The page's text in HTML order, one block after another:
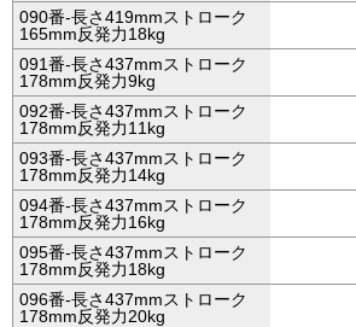
090番-長さ419mmストローク
165mm反発力18kg
091番-長さ437mmストローク
178mm反発力9kg
092番-長さ437mmストローク
178mm反発力11kg
093番-長さ437mmストローク
178mm反発力14kg
094番-長さ437mmストローク
178mm反発力16kg
095番-長さ437mmストローク
178mm反発力18kg
096番-長さ437mmストローク
178mm反発力20kg